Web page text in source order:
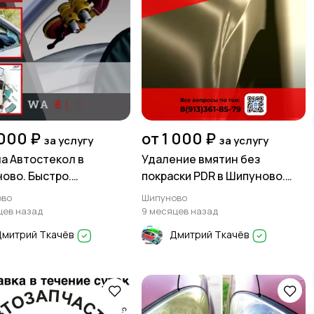
₽ за услугу
Автостекол в
Быстро.
Недорого.
85-79
назад
Ткачёв
от 1 000 ₽ за услугу
Удаление вмятин без
покраски PDR в Шипуново.
Сертифицированный мастер!
Шипуново
9 месяцев назад
Дмитрий Ткачёв